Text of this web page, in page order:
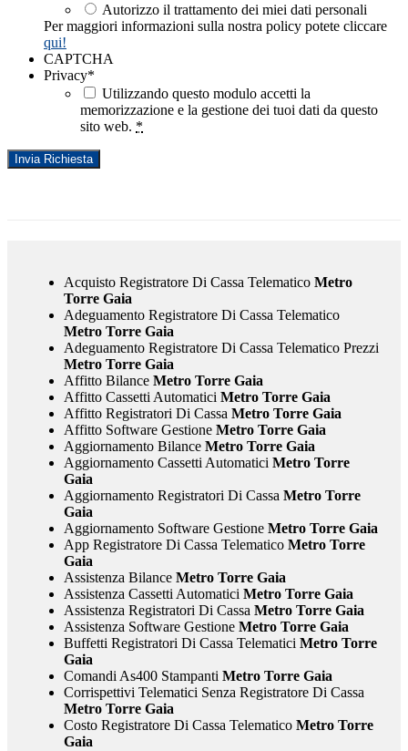
Autorizzo il trattamento dei miei dati personali
Per maggiori informazioni sulla nostra policy potete cliccare
qui!
CAPTCHA
Privacy*
Utilizzando questo modulo accetti la
memorizzazione e la gestione dei tuoi dati da questo
sito web. *
Acquisto Registratore Di Cassa TelematicoMetro
Torre Gaia
Adeguamento Registratore Di Cassa Telematico
Metro Torre Gaia
Adeguamento Registratore Di Cassa Telematico Prezzi
Metro Torre Gaia
Affitto BilanceMetro Torre Gaia
Affitto Cassetti Automatici Metro Torre Gaia
Affitto Registratori Di Cassa Metro Torre Gaia
Affitto Software GestioneMetro Torre Gaia
Aggiornamento BilanceMetro Torre Gaia
Aggiornamento Cassetti Automatici Metro Torre
Gaia
Aggiornamento Registratori Di Cassa Metro Torre
Gaia
Aggiornamento Software GestioneMetro Torre Gaia
App Registratore Di Cassa TelematicoMetro Torre
Gaia
Assistenza BilanceMetro Torre Gaia
Assistenza Cassetti Automatici Metro Torre Gaia
Assistenza Registratori Di Cassa Metro Torre Gaia
Assistenza Software GestioneMetro Torre Gaia
Buffetti Registratori Di Cassa Telematici Metro Torre
Gaia
Comandi As400 Stampanti Metro Torre Gaia
Corrispettivi Telematici Senza Registratore Di Cassa
Metro Torre Gaia
Costo Registratore Di Cassa TelematicoMetro Torre
Gaia